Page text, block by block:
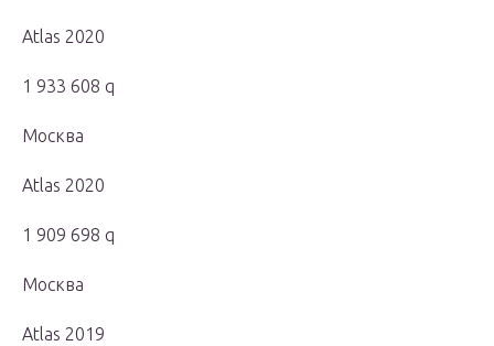
Atlas 2020
1 933 608 q
Москва
Atlas 2020
1 909 698 q
Москва
Atlas 2019